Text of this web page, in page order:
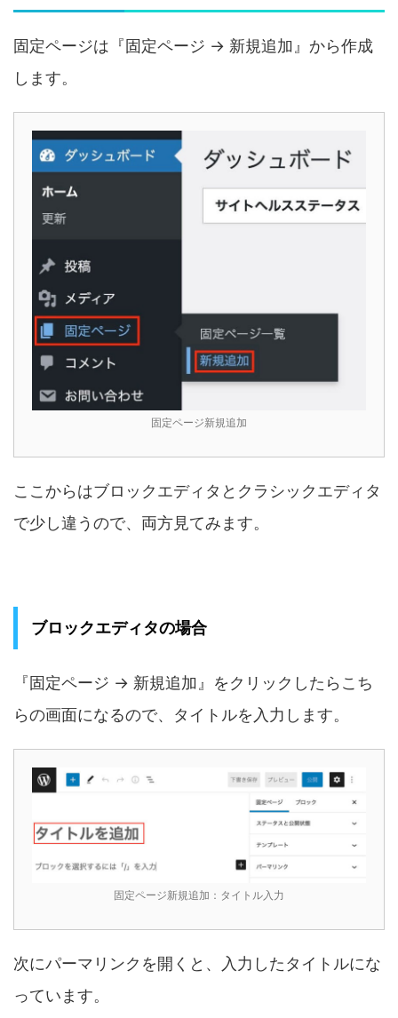
固定ページは『固定ページ → 新規追加』から作成
します。
固定ページ新規追加
ここからはブロックエディタとクラシックエディタ
で少し違うので、両方見てみます。
ブロックエディタの場合
『固定ページ → 新規追加』をクリックしたらこち
らの画面になるので、タイトルを入力します。
固定ページ新規追加：タイトル入力
次にパーマリンクを開くと、入力したタイトルにな
っています。